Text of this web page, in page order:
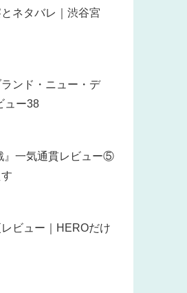
ネタバレ｜渋谷宮
ランド・ニュー・デ
ュー38
』一気通貫レビュー⑤
ビュー｜HEROだけ